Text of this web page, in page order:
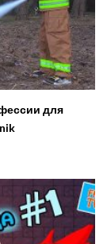
для